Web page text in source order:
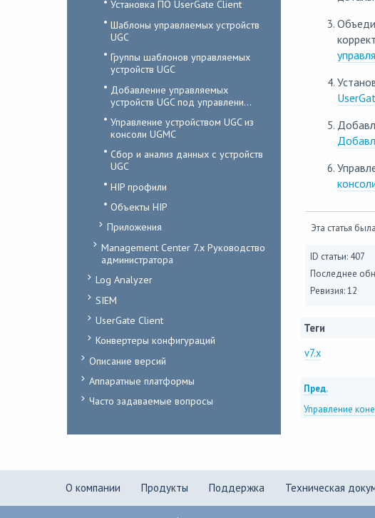
Установка ПО UserGate Client
Шаблоны управляемых устройств
UGC
Группы шаблонов управляемых
устройств UGC
Добавление управляемых
устройств UGC под управлени...
Управление устройством UGC из
консоли UGMC
Сбор и анализ данных с устройств
UGC
HIP профили
Объекты HIP
Приложения
Management Center 7.x Руководство
администратора
Log Analyzer
SIEM
UserGate Client
Конвертеры конфигураций
Описание версий
Аппаратные платформы
Часто задаваемые вопросы
Эта статья
ID статьи: 407
Последнее
Ревизия: 12
Теги
v7.x
Пред.
Управление
О компании Продукты Поддержка Техническая